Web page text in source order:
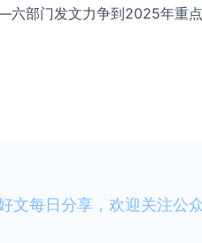
部门发文力争到2025年重
文每日分享，欢迎关注公